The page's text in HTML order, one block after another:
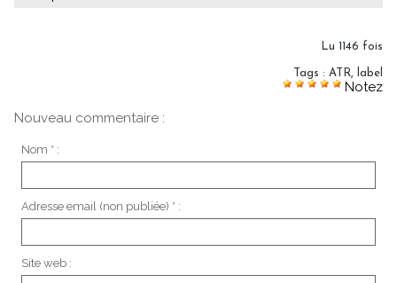
Lu 1146 fois
Tags : ATR, label
Notez
Nouveau commentaire :
Nom * :
Adresse email (non publiée) * :
Site web :